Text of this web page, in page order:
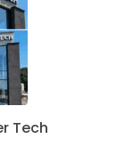
Tech